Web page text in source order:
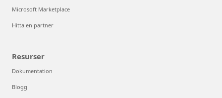
Microsoft Marketplace
Hitta en partner
Resurser
Dokumentation
Blogg